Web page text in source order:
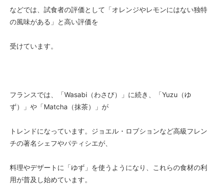
などでは、試食者の評価として「オレンジやレモンにはない独特
の風味がある」と高い評価を
受けています。
フランスでは、「Wasabi（わさび）」に続き、「Yuzu（ゆ
ず）」や「Matcha（抹茶）」が
トレンドになっています。ジョエル・ロブションなど高級フレン
チの著名シェフやパティシエが、
料理やデザートに「ゆず」を使うようになり、これらの食材の利
用が普及し始めています。